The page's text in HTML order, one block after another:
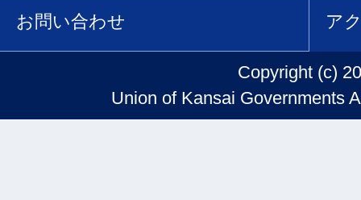
お問い合わせ ア
Copyright (c)
Union of Kansai Governments